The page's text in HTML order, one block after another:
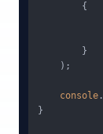
        {
        }
    );
console .
}